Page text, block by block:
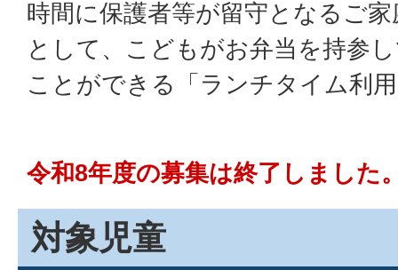
時間に保護者等が留守となるご
として、こどもがお弁当を持参
ことができる「ランチタイム利
令和8年度の募集は終了しました
対象児童